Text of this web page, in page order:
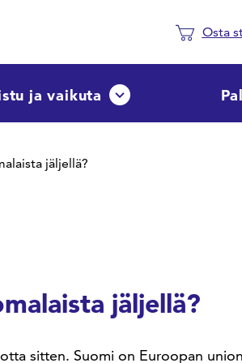
Osta
ja vaikuta Avaa tai sulje
jäljellä?
jäljellä?
sitten. Suomi on Euroopan